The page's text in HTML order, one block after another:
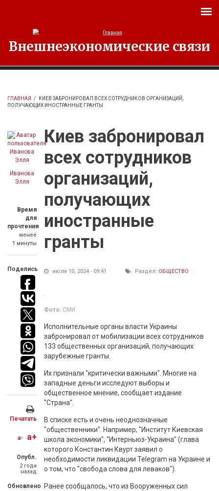
Внешнеэкономические связи
ГЛАВНАЯ /
КИЕВ ЗАБРОНИРОВАЛ ВСЕХ СОТРУДНИКОВ ОРГАНИЗАЦИЙ,
ПОЛУЧАЮЩИХ ИНОСТРАННЫЕ ГРАНТЫ
Иванова
Элля
Время
для
прочтения
менее
1 минуты
Поделись
Печатать
a- a+
Опубл.
2 года
назад
Обновлено
Киев забронировал
всех сотрудников
организаций,
получающих
иностранные
гранты
июля 10, 2024 - 09:41 Раздел: ОБЩЕСТВО
Фото: СМИ
Исполнительные органы власти Украины
забронировал от мобилизации всех сотрудников
133 общественных организаций, получающих
зарубежные гранты.
Их признали "критически важными". Многие на
западные деньги исследуют выборы и
общественное мнение, сообщает издание
"Страна".
В списке есть и очень неоднозначные
"общественники". Например, "Институт Киевская
школа экономики", "Интерньюз-Украина" (глава
которого Константин Квурт заявил о
необходимости ликвидации Telegram на Украине и
о том, что "свобода слова для леваков").
Ранее сообщалось, что из Вооруженных сил